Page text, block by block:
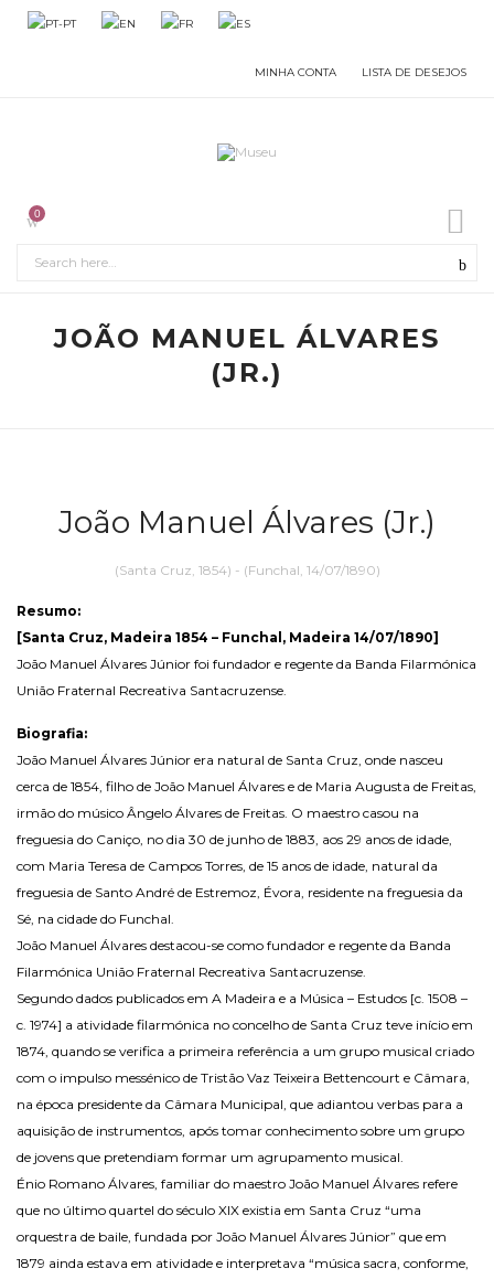
MINHA CONTA LISTA DE DESEJOS
0
JOÃO MANUEL ÁLVARES
(JR.)
João Manuel Álvares (Jr.)
(Santa Cruz, 1854) - (Funchal, 14/07/1890)
Resumo:
[Santa Cruz, Madeira 1854 – Funchal, Madeira 14/07/1890]
João Manuel Álvares Júnior foi fundador e regente da Banda Filarmónica
União Fraternal Recreativa Santacruzense.
Biografia:
João Manuel Álvares Júnior era natural de Santa Cruz, onde nasceu
cerca de 1854, filho de João Manuel Álvares e de Maria Augusta de Freitas,
irmão do músico Ângelo Álvares de Freitas. O maestro casou na
freguesia do Caniço, no dia 30 de junho de 1883, aos 29 anos de idade,
com Maria Teresa de Campos Torres, de 15 anos de idade, natural da
freguesia de Santo André de Estremoz, Évora, residente na freguesia da
Sé, na cidade do Funchal.
João Manuel Álvares destacou-se como fundador e regente da Banda
Filarmónica União Fraternal Recreativa Santacruzense.
Segundo dados publicados em A Madeira e a Música – Estudos [c. 1508 –
c. 1974] a atividade filarmónica no concelho de Santa Cruz teve início em
1874, quando se verifica a primeira referência a um grupo musical criado
com o impulso messénico de Tristão Vaz Teixeira Bettencourt e Câmara,
na época presidente da Câmara Municipal, que adiantou verbas para a
aquisição de instrumentos, após tomar conhecimento sobre um grupo
de jovens que pretendiam formar um agrupamento musical.
Énio Romano Álvares, familiar do maestro João Manuel Álvares refere
que no último quartel do século XIX existia em Santa Cruz “uma
orquestra de baile, fundada por João Manuel Álvares Júnior” que em
1879 ainda estava em atividade e interpretava “música sacra, conforme,